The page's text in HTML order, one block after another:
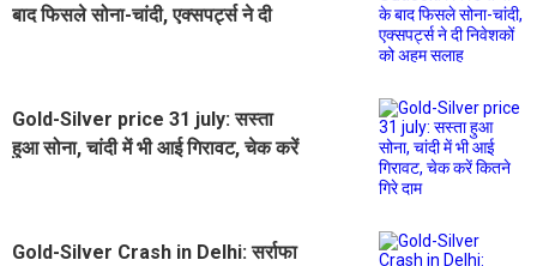
बाद फिसले सोना-चांदी, एक्सपर्ट्स ने दी
Gold-Silver price 31 july: सस्ता
हुआ सोना, चांदी में भी आई गिरावट, चेक करें
Gold-Silver Crash in Delhi: सर्राफा